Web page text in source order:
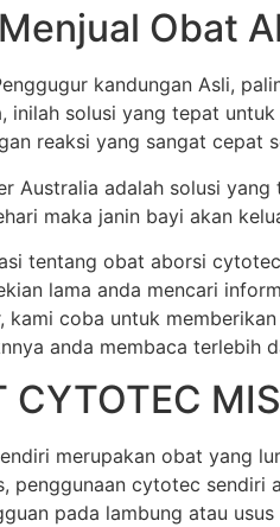
Obat
kandungan Asli,
inilah solusi yang tepat
reaksi yang sangat
Australia adalah solusi
maka janin bayi akan
tentang obat aborsi
lama anda mencari
coba untuk
anda membaca terlebih
CYTOTEC
merupakan obat yang
penggunaan cytotec
pada lambung atau usus